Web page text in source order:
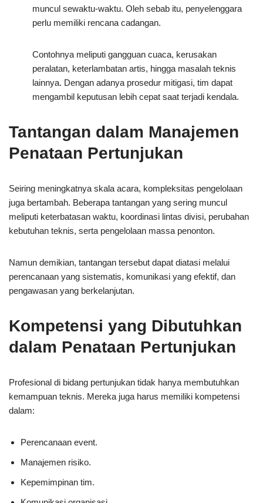
muncul sewaktu-waktu. Oleh sebab itu, penyelenggara
perlu memiliki rencana cadangan.
Contohnya meliputi gangguan cuaca, kerusakan
peralatan, keterlambatan artis, hingga masalah teknis
lainnya. Dengan adanya prosedur mitigasi, tim dapat
mengambil keputusan lebih cepat saat terjadi kendala.
Tantangan dalam Manajemen
Penataan Pertunjukan
Seiring meningkatnya skala acara, kompleksitas pengelolaan
juga bertambah. Beberapa tantangan yang sering muncul
meliputi keterbatasan waktu, koordinasi lintas divisi, perubahan
kebutuhan teknis, serta pengelolaan massa penonton.
Namun demikian, tantangan tersebut dapat diatasi melalui
perencanaan yang sistematis, komunikasi yang efektif, dan
pengawasan yang berkelanjutan.
Kompetensi yang Dibutuhkan
dalam Penataan Pertunjukan
Profesional di bidang pertunjukan tidak hanya membutuhkan
kemampuan teknis. Mereka juga harus memiliki kompetensi
dalam:
Perencanaan event.
Manajemen risiko.
Kepemimpinan tim.